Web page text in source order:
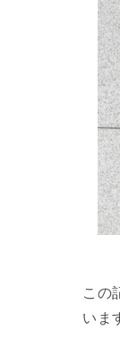
この
いま